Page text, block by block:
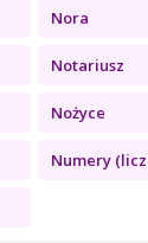
Nora
Notariusz
Nożyce
Numery